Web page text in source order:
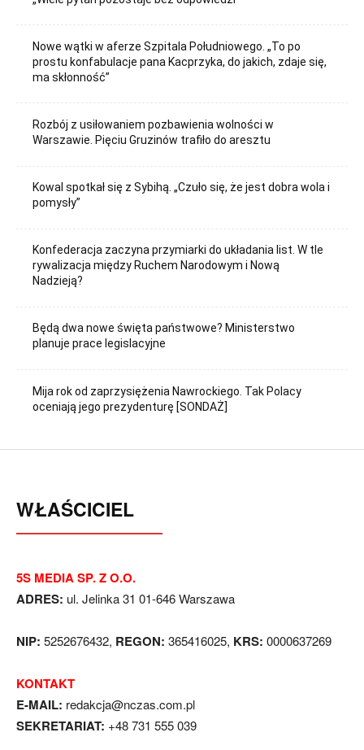
Nowe wątki w aferze Szpitala Południowego. „To po
prostu konfabulacje pana Kacprzyka, do jakich, zdaje się,
ma skłonność”
Rozbój z usiłowaniem pozbawienia wolności w
Warszawie. Pięciu Gruzinów trafiło do aresztu
Kowal spotkał się z Sybihą. „Czuło się, że jest dobra wola i
pomysły”
Konfederacja zaczyna przymiarki do układania list. W tle
rywalizacja między Ruchem Narodowym i Nową
Nadzieją?
Będą dwa nowe święta państwowe? Ministerstwo
planuje prace legislacyjne
Mija rok od zaprzysiężenia Nawrockiego. Tak Polacy
oceniają jego prezydenturę [SONDAŻ]
WŁAŚCICIEL
5S MEDIA SP. Z O.O.
ADRES: ul. Jelinka 31 01-646 Warszawa
NIP: 5252676432, REGON: 365416025, KRS: 0000637269
KONTAKT
E-MAIL: redakcja@nczas.com.pl
SEKRETARIAT: +48 731 555 039